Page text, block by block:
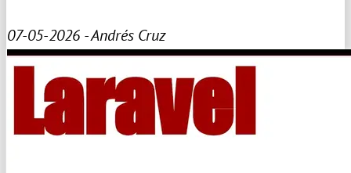
07-05-2026 - Andrés Cruz